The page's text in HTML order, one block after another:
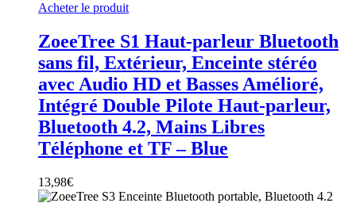
Acheter le produit
ZoeeTree S1 Haut-parleur Bluetooth
sans fil, Extérieur, Enceinte stéréo
avec Audio HD et Basses Amélioré,
Intégré Double Pilote Haut-parleur,
Bluetooth 4.2, Mains Libres
Téléphone et TF – Blue
13,98€